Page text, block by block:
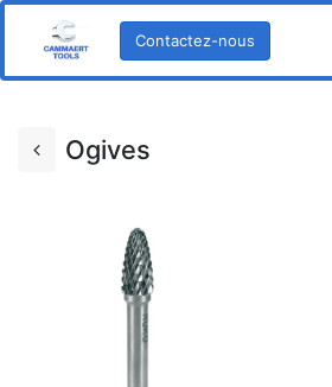
Contactez-nous
Ogives